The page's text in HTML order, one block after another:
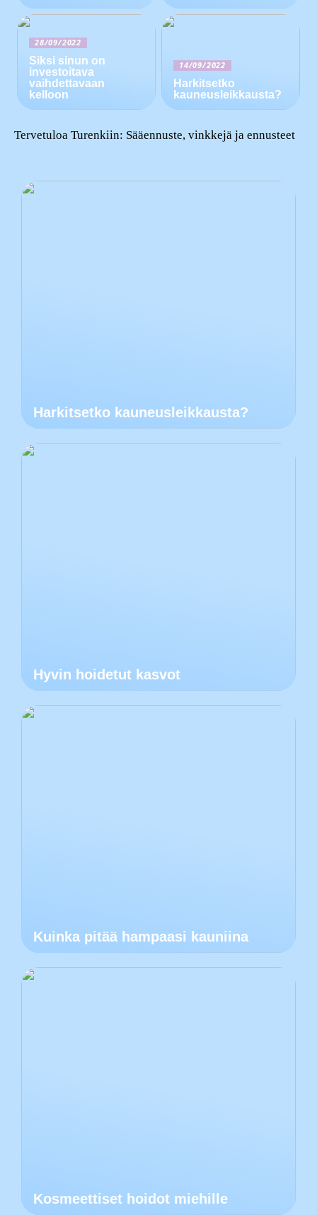
28/09/2022
Siksi sinun on
investoitava
vaihdettavaan
kelloon
14/09/2022
Harkitsetko
kauneusleikkausta?
Tervetuloa Turenkiin: Sääennuste, vinkkejä ja ennusteet
Harkitsetko kauneusleikkausta?
Hyvin hoidetut kasvot
Kuinka pitää hampaasi kauniina
Kosmeettiset hoidot miehille